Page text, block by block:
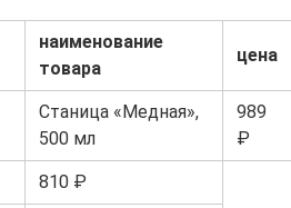
наименование
товара
цена
Станица «Медная»,
500 мл
989
₽
810 ₽